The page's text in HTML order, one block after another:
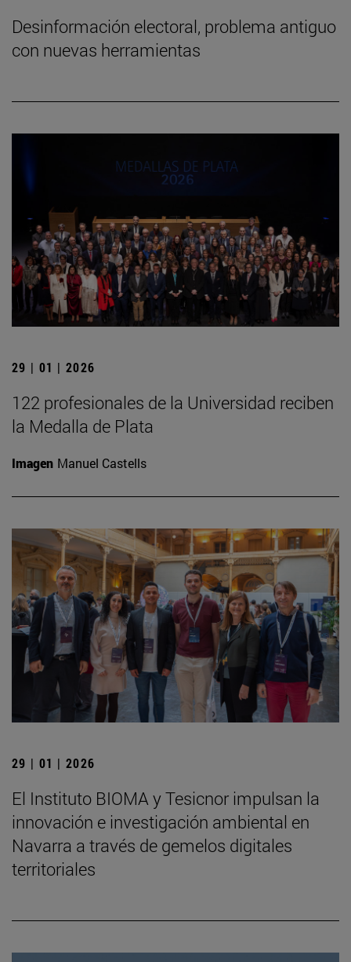
Desinformación electoral, problema antiguo
con nuevas herramientas
29 | 01 | 2026
122 profesionales de la Universidad reciben
la Medalla de Plata
Imagen Manuel Castells
29 | 01 | 2026
El Instituto BIOMA y Tesicnor impulsan la
innovación e investigación ambiental en
Navarra a través de gemelos digitales
territoriales